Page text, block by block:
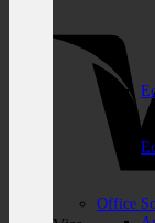
Office